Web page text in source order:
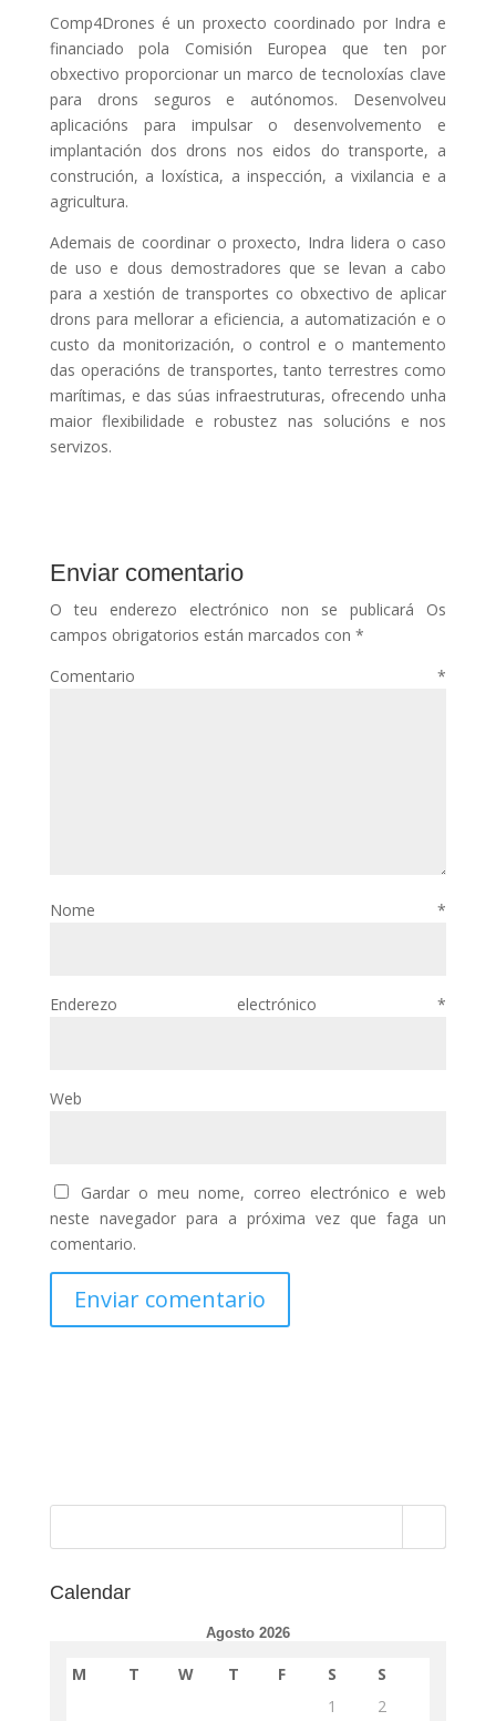
Comp4Drones é un proxecto coordinado por Indra e
financiado pola Comisión Europea que ten por
obxectivo proporcionar un marco de tecnoloxías clave
para drons seguros e autónomos. Desenvolveu
aplicacións para impulsar o desenvolvemento e
implantación dos drons nos eidos do transporte, a
construción, a loxística, a inspección, a vixilancia e a
agricultura.
Ademais de coordinar o proxecto, Indra lidera o caso
de uso e dous demostradores que se levan a cabo
para a xestión de transportes co obxectivo de aplicar
drons para mellorar a eficiencia, a automatización e o
custo da monitorización, o control e o mantemento
das operacións de transportes, tanto terrestres como
marítimas, e das súas infraestruturas, ofrecendo unha
maior flexibilidade e robustez nas solucións e nos
servizos.
Enviar comentario
O teu enderezo electrónico non se publicará
Os
campos obrigatorios están marcados con *
Comentario*
Nome*
Enderezo electrónico*
Web
Gardar o meu nome, correo electrónico e web
neste navegador para a próxima vez que faga un
comentario.
Calendar
Agosto 2026
M T W T F S
S
1
2